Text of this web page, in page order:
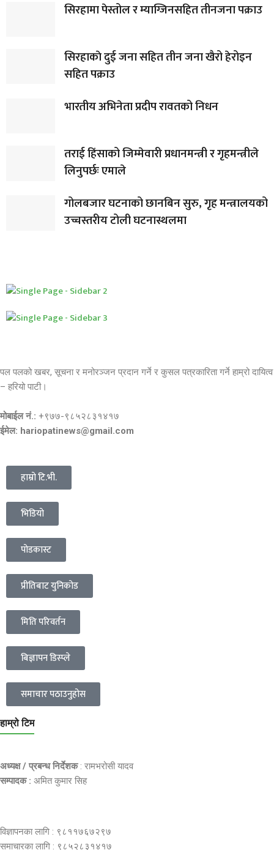
सिरहामा पेस्तोल र म्याग्जिनसहित तीनजना पक्राउ
सिरहाकाे दुई जना सहित तीन जना खैरो हेरोइन
सहित पक्राउ
भारतीय अभिनेता प्रदीप रावतको निधन
तराई हिंसाको जिम्मेवारी प्रधानमन्त्री र गृहमन्त्रीले
लिनुपर्छः एमाले
गोलबजार घटनाको छानबिन सुरु, गृह मन्त्रालयको
उच्चस्तरीय टोली घटनास्थलमा
पल पलको खबर, सूचना र मनोरञ्जन प्रदान गर्ने र कुसल पत्रकारिता गर्ने हाम्रो दायित्व
– हरियो पाटी।
मोबाईल नं.: +९७७-९८५२८३१४१७
ईमेल: hariopatinews@gmail.com
हाम्रो टि.भी.
भिडियो
पोडकास्ट
प्रीतिबाट युनिकोड
मिति परिवर्तन
बिज्ञापन डिस्प्ले
समाचार पठाउनुहोस
हाम्रो टिम
अध्यक्ष / प्रबन्ध निर्देशक: रामभरोसी यादव
सम्पादक : अमित कुमार सिह
विज्ञापनका लागि : ९८११७६७२९७
समाचारका लागि : ९८५२८३१४१७